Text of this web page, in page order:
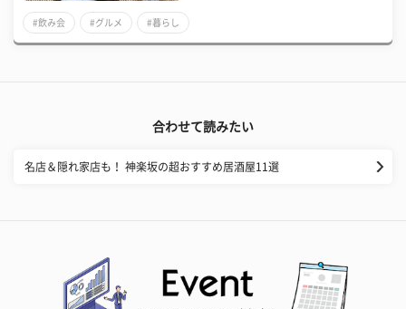
#飲み会 #グルメ #暮らし
合わせて読みたい
名店＆隠れ家店も！ 神楽坂の超おすすめ居酒屋11選